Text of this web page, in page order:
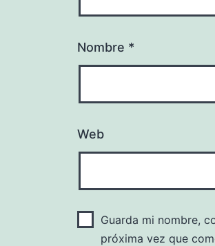
Nombre *
Web
Guarda mi nombre,
próxima vez que